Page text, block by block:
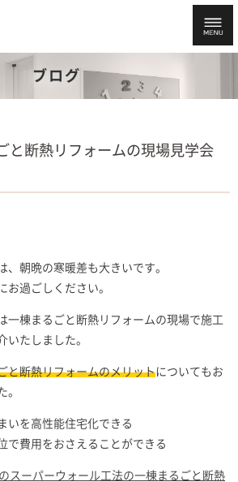
ブログ
と断熱リフォームの現場見学会
、朝晩の寒暖差も大きいです。
お過ごしください。
一棟まるごと断熱リフォームの現場で施工
いたしました。
と断熱リフォームのメリットについてもお
。
いを高性能住宅化できる
で費用をおさえることができる
スーパーウォール工法の一棟まるごと断熱